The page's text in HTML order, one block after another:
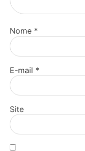
Nome *
E-mail *
Site